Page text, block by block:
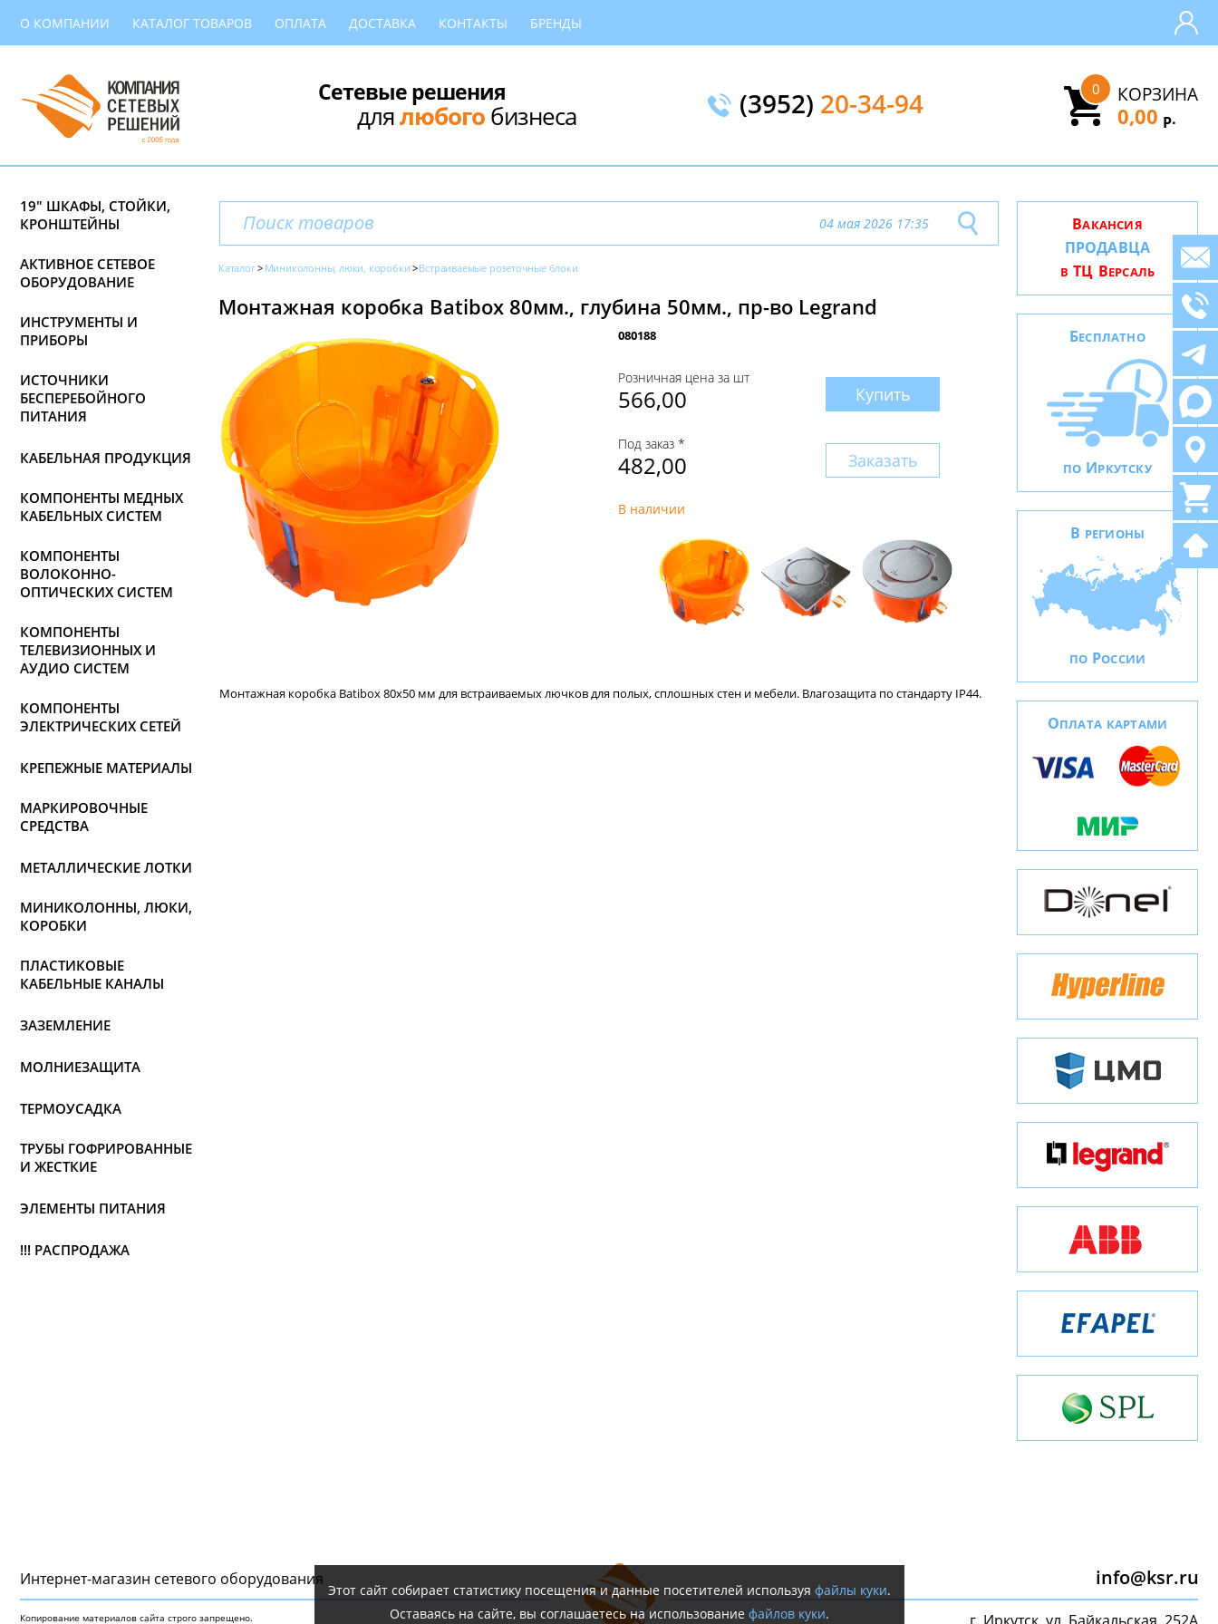
О КОМПАНИИ КАТАЛОГ ТОВАРОВ ОПЛАТА ДОСТАВКА КОНТАКТЫ БРЕНДЫ
Сетевые решения
длялюбогобизнеса (3952) 20-34-94 КОРЗИНА
0
0,00 Р.
19" ШКАФЫ, СТОЙКИ,
КРОНШТЕЙНЫ
АКТИВНОЕ СЕТЕВОЕ
ОБОРУДОВАНИЕ
ИНСТРУМЕНТЫ И
ПРИБОРЫ
ИСТОЧНИКИ
БЕСПЕРЕБОЙНОГО
ПИТАНИЯ
КАБЕЛЬНАЯ ПРОДУКЦИЯ
КОМПОНЕНТЫ МЕДНЫХ
КАБЕЛЬНЫХ СИСТЕМ
КОМПОНЕНТЫ
ВОЛОКОННО-
ОПТИЧЕСКИХ СИСТЕМ
КОМПОНЕНТЫ
ТЕЛЕВИЗИОННЫХ И
АУДИО СИСТЕМ
КОМПОНЕНТЫ
ЭЛЕКТРИЧЕСКИХ СЕТЕЙ
КРЕПЕЖНЫЕ МАТЕРИАЛЫ
МАРКИРОВОЧНЫЕ
СРЕДСТВА
МЕТАЛЛИЧЕСКИЕ ЛОТКИ
МИНИКОЛОННЫ, ЛЮКИ,
КОРОБКИ
ПЛАСТИКОВЫЕ
КАБЕЛЬНЫЕ КАНАЛЫ
ЗАЗЕМЛЕНИЕ
МОЛНИЕЗАЩИТА
ТЕРМОУСАДКА
ТРУБЫ ГОФРИРОВАННЫЕ
И ЖЕСТКИЕ
ЭЛЕМЕНТЫ ПИТАНИЯ
!!! РАСПРОДАЖА
04 мая 2026 17:35
Каталог Миниколонны, люки, коробки Встраиваемые розеточные блоки
Монтажная коробка Batibox 80мм., глубина 50мм., пр-во Legrand
080188
Розничная цена за шт
566,00 Купить
Под заказ *
482,00 Заказать
В наличии
Монтажная коробка Batibox 80х50 мм для встраиваемых лючков для полых, сплошных стен и мебели. Влагозащита по стандарту IP44.
ВАКАНСИЯ
ПРОДАВЦА
В ТЦ ВЕРСАЛЬ
БЕСПЛАТНО
ПО ИРКУТСКУ
В РЕГИОНЫ
ПО РОССИИ
ОПЛАТА КАРТАМИ
Интернет-магазин сетeвого оборудования
Копирование материалов сайта строго запрещено.
info@ksr.ru
Этот сайт собирает статистику посещения и данные посетителей используя файлы куки.
Оставаясь на сайте, вы соглашаетесь на использование файлов куки.